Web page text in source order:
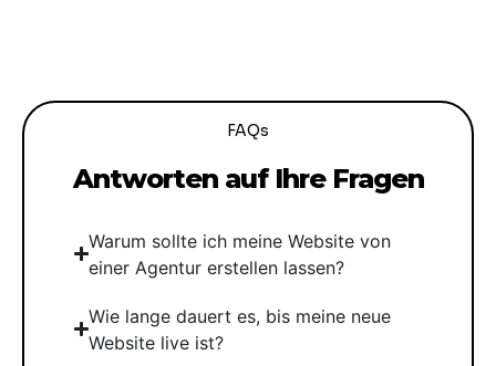
FAQs
Antworten auf Ihre Fragen
Warum sollte ich meine Website von
einer Agentur erstellen lassen?
Wie lange dauert es, bis meine neue
Website live ist?